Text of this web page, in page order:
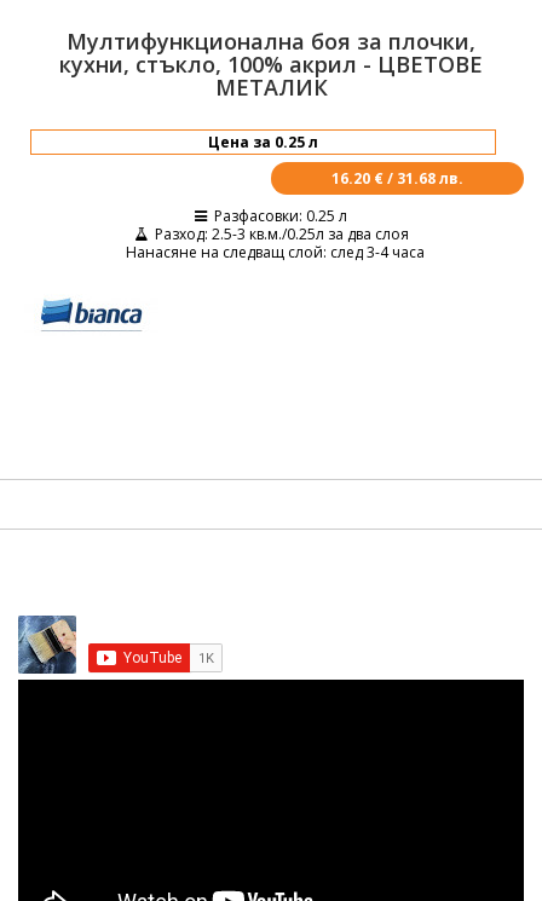
Мултифункционална боя за плочки,
кухни, стъкло, 100% акрил - ЦВЕТОВЕ
МЕТАЛИК
16.20 € / 31.68 лв.
Разфасовки: 0.25 л
Разход: 2.5-3 кв.м./0.25л за два слоя
Нанасяне на следващ слой: след 3-4 часа